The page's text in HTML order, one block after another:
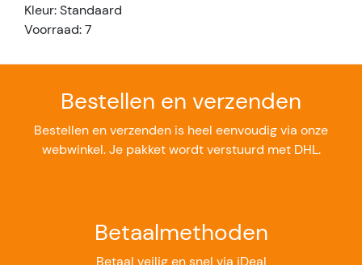
Kleur: Standaard
Voorraad: 7
Bestellen en verzenden
Bestellen en verzenden is heel eenvoudig via onze
webwinkel. Je pakket wordt verstuurd met DHL.
Betaalmethoden
Betaal veilig en snel via iDeal